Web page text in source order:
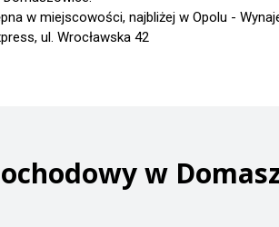
w miejscowości, najbliżej w Opolu -
ul. Wrocławska 42
w